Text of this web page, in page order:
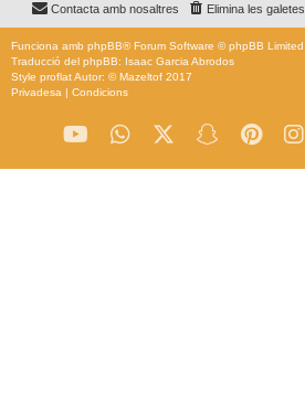
Elimina les galetes
Contacta amb nosaltres
Funciona amb phpBB® Forum Software © phpBB Limited
Traducció del phpBB: Isaac Garcia Abrodos
Style proflatAutor: ©Mazeltof 2017
Privadesa | Condicions